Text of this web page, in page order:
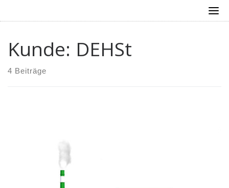
Kunde: DEHSt
4 Beiträge
Infofilm | Deutsche Emissionshandelsstelle,
Umweltbundesamt